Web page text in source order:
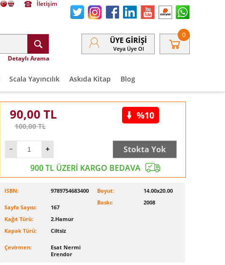
İletişim
Detaylı Arama
ÜYE GIRIŞI
Veya Üye Ol
0
Scala Yayıncılık Askıda Kitap Blog
90,00 TL
100,00TL
%10
Stokta Yok
900 TL ÜZERİ KARGO BEDAVA
ISBN: 9789754683400
Sayfa Sayısı:
167
Kağıt Türü:
2.Hamur
Kapak Türü:
Ciltsiz
Çevirmen:
Esat Nermi
Erendor
Boyut:
14.00x20.00
Baskı:
2008